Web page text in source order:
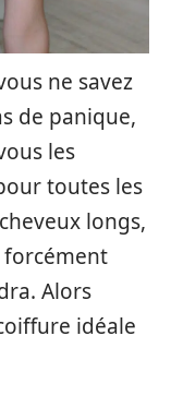
ne savez
de panique,
les
toutes les
longs,
forcément
Alors
idéale